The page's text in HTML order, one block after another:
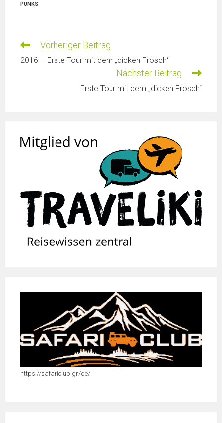
PUNKS
Vorheriger Beitrag
2016 – Erste Tour mit dem „dicken Frosch“
Nächster Beitrag
Erste Tour mit dem „dicken Frosch“
https://safariclub.gr/de/